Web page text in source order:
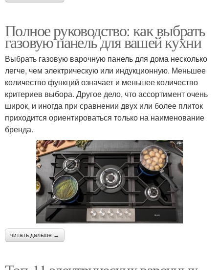
Полное руководство: как выбрать
газовую панель для вашей кухни
Выбрать газовую варочную панель для дома несколько
легче, чем электрическую или индукционную. Меньшее
количество функций означает и меньшее количество
критериев выбора. Другое дело, что ассортимент очень
широк, и иногда при сравнении двух или более плиток
приходится ориентироваться только на наименование
бренда.
читать дальше →